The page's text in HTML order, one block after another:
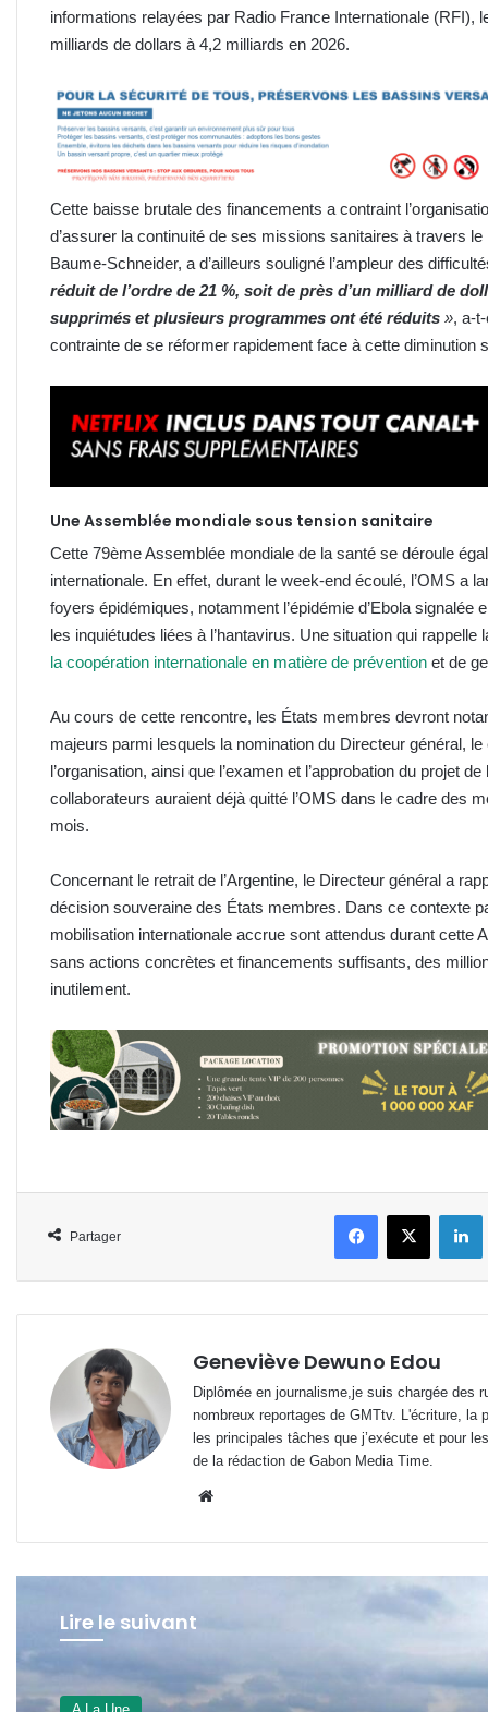
informations relayées par Radio France Internationale (RFI),
milliards de dollars à 4,2 milliards en 2026.
Cette baisse brutale des financements a contraint
d’assurer la continuité de ses missions sanitaires à travers
Baume-Schneider, a d’ailleurs souligné l’ampleur des
réduit de l’ordre de 21 %, soit de près d’un milliard de
supprimés et plusieurs programmes ont été réduits », a-
contrainte de se réformer rapidement face à cette diminution
Une Assemblée mondiale sous tension sanitaire
Cette 79ème Assemblée mondiale de la santé se déroule
internationale. En effet, durant le week-end écoulé, l’OMS a
foyers épidémiques, notamment l’épidémie d’Ebola
les inquiétudes liées à l’hantavirus. Une situation qui
la coopération internationale en matière de prévention et de
Au cours de cette rencontre, les États membres devront
majeurs parmi lesquels la nomination du Directeur général,
l’organisation, ainsi que l’examen et l’approbation du projet
collaborateurs auraient déjà quitté l’OMS dans le cadre des
mois.
Concernant le retrait de l’Argentine, le Directeur général a
décision souveraine des États membres. Dans ce contexte
mobilisation internationale accrue sont attendus durant cette
sans actions concrètes et financements suffisants, des
inutilement.
Partager
FacebookX
Geneviève Dewuno Edou
Diplômée en journalisme,je suis chargée des
nombreux reportages de GMTtv. L'écriture,
les principales tâches que j’exécute et pour
de la rédaction de Gabon Media Time.
Lire le suivant